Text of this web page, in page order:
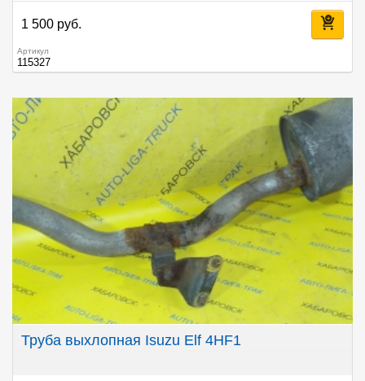
1 500 руб.
Артикул
115327
Труба выхлопная Isuzu Elf 4HF1